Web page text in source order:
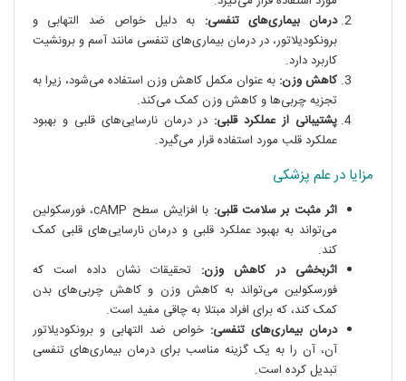
درمان بیماری‌های تنفسی: به دلیل خواص ضد التهابی و
برونکودیلاتور، در درمان بیماری‌های تنفسی مانند آسم و برونشیت
کاربرد دارد.
کاهش وزن: به عنوان مکمل کاهش وزن استفاده می‌شود، زیرا به
تجزیه چربی‌ها و کاهش وزن کمک می‌کند.
پشتیبانی از عملکرد قلبی: در درمان نارسایی‌های قلبی و بهبود
عملکرد قلب مورد استفاده قرار می‌گیرد.
مزایا در علم پزشکی
اثر مثبت بر سلامت قلبی:
با افزایش سطح cAMP، فورسکولین
می‌تواند به بهبود عملکرد قلبی و درمان نارسایی‌های قلبی کمک
کند.
اثربخشی در کاهش وزن: تحقیقات نشان داده است که
فورسکولین می‌تواند به کاهش وزن و کاهش چربی‌های بدن
کمک کند، که برای افراد مبتلا به چاقی مفید است.
درمان بیماری‌های تنفسی: خواص ضد التهابی و برونکودیلاتور
آن، آن را به یک گزینه مناسب برای درمان بیماری‌های تنفسی
تبدیل کرده است.